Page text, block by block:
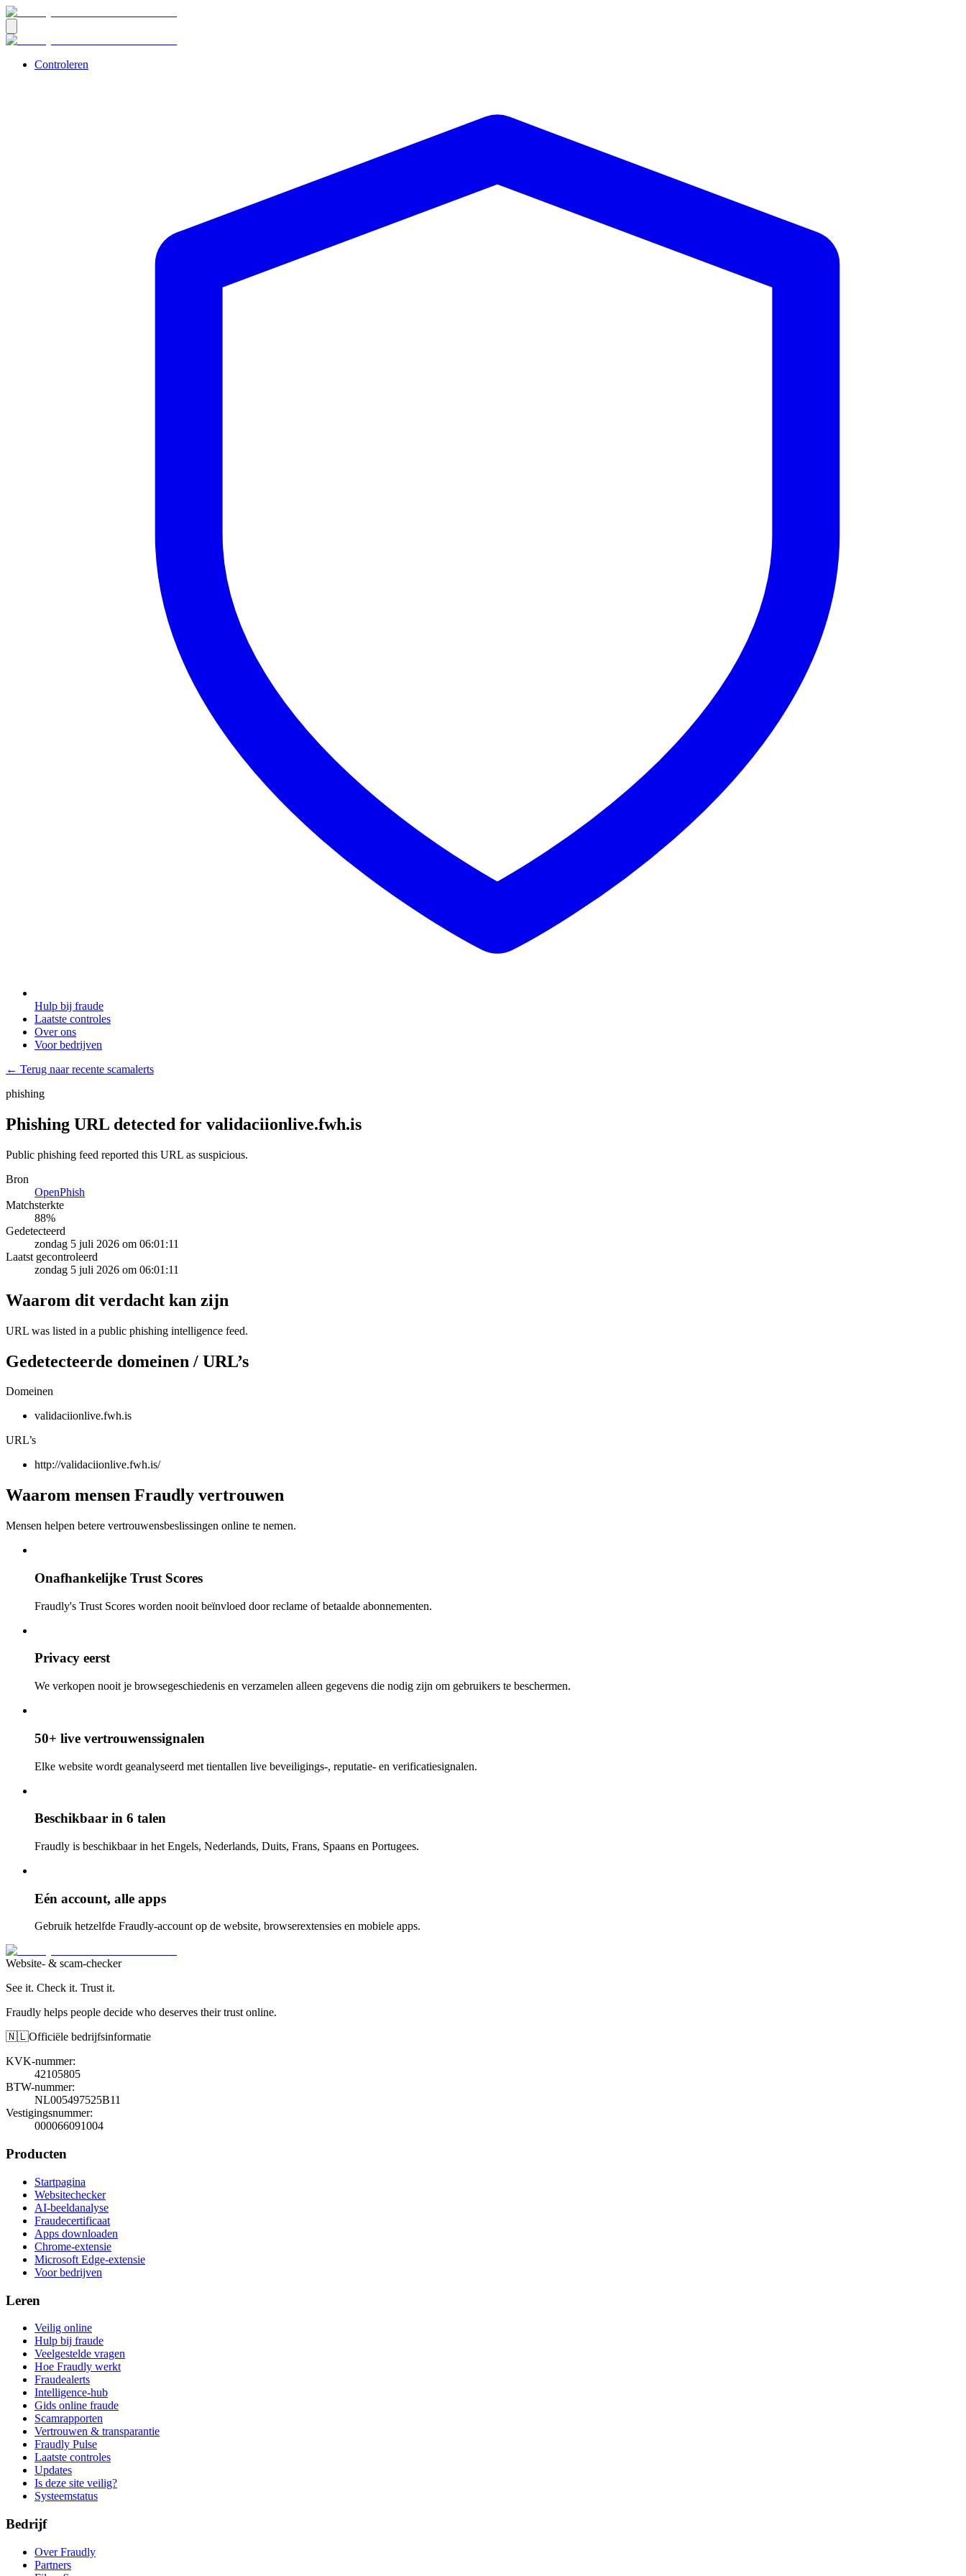
Controleren
Hulp bij fraude
Laatste controles
Over ons
Voor bedrijven
← Terug naar recente scamalerts
phishing
Phishing URL detected for validaciionlive.fwh.is
Public phishing feed reported this URL as suspicious.
Bron
OpenPhish
Matchsterkte
88%
Gedetecteerd
zondag 5 juli 2026 om 06:01:11
Laatst gecontroleerd
zondag 5 juli 2026 om 06:01:11
Waarom dit verdacht kan zijn
URL was listed in a public phishing intelligence feed.
Gedetecteerde domeinen / URL’s
Domeinen
validaciionlive.fwh.is
URL’s
http://validaciionlive.fwh.is/
Waarom mensen Fraudly vertrouwen
Mensen helpen betere vertrouwensbeslissingen online te nemen.
Onafhankelijke Trust Scores
Fraudly's Trust Scores worden nooit beïnvloed door reclame of betaalde abonnementen.
Privacy eerst
We verkopen nooit je browsegeschiedenis en verzamelen alleen gegevens die nodig zijn om gebruikers te beschermen.
50+ live vertrouwenssignalen
Elke website wordt geanalyseerd met tientallen live beveiligings-, reputatie- en verificatiesignalen.
Beschikbaar in 6 talen
Fraudly is beschikbaar in het Engels, Nederlands, Duits, Frans, Spaans en Portugees.
Eén account, alle apps
Gebruik hetzelfde Fraudly-account op de website, browserextensies en mobiele apps.
Website- & scam-checker
See it. Check it. Trust it.
Fraudly helps people decide who deserves their trust online.
🇳🇱Officiële bedrijfsinformatie
KVK-nummer:
42105805
BTW-nummer:
NL005497525B11
Vestigingsnummer:
000066091004
Producten
Startpagina
Websitechecker
AI-beeldanalyse
Fraudecertificaat
Apps downloaden
Chrome-extensie
Microsoft Edge-extensie
Voor bedrijven
Leren
Veilig online
Hulp bij fraude
Veelgestelde vragen
Hoe Fraudly werkt
Fraudealerts
Intelligence-hub
Gids online fraude
Scamrapporten
Vertrouwen & transparantie
Fraudly Pulse
Laatste controles
Updates
Is deze site veilig?
Systeemstatus
Bedrijf
Over Fraudly
Partners